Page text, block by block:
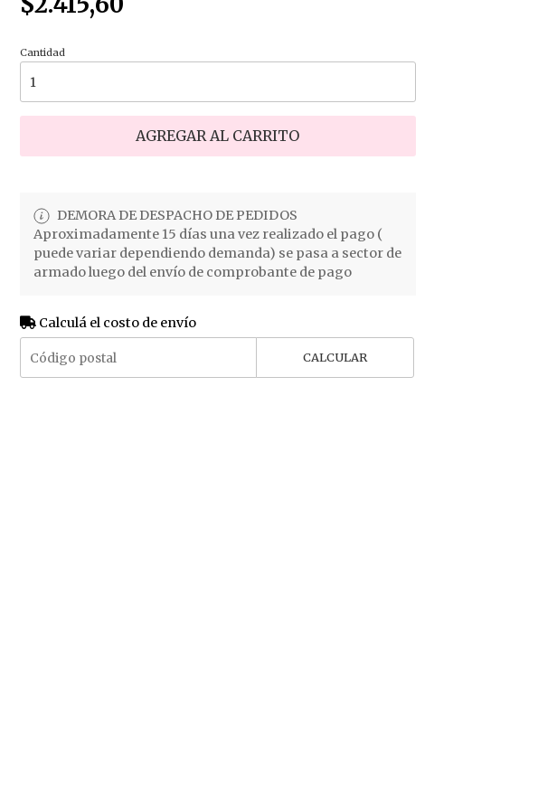
Cantidad
AGREGAR AL CARRITO
DEMORA DE DESPACHO DE PEDIDOS
Aproximadamente 15 días una vez realizado el pago (
puede variar dependiendo demanda) se pasa a sector de
armado luego del envío de comprobante de pago
Calculá el costo de envío
CALCULAR